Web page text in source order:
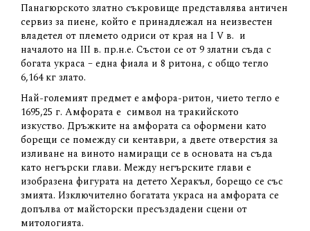
Панагюрското златно съкровище представлява античен
сервиз за пиене, който е принадлежал на неизвестен
владетел от племето одриси от края на I V в. и
началото на III в. пр.н.е. Състои се от 9 златни съда с
богата украса – една фиала и 8 ритона, с общо тегло
6,164 кг злато.
Най-големият предмет е амфора-ритон, чието тегло е
1695,25 г. Амфората е символ на тракийското
изкуство. Дръжките на амфората са оформени като
борещи се помежду си кентаври, а двете отверстия за
изливане на виното намиращи се в основата на съда
като негърски глави. Между негърските глави е
изобразена фигурата на детето Херакъл, борещо се със
змията. Изключително богатата украса на амфората се
допълва от майсторски пресъздадени сцени от
митологията.